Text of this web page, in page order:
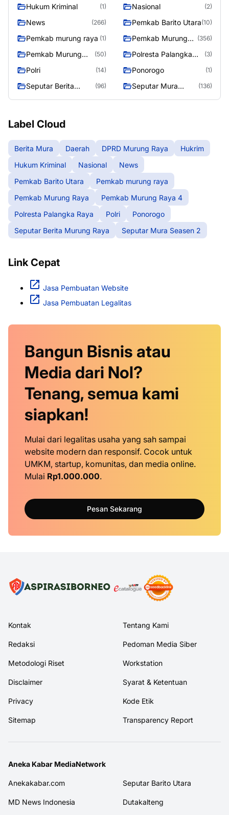
Hukum Kriminal (1) Nasional (2)
News (266) Pemkab Barito Utara(10)
Pemkab murung raya (1)
Pemkab Murung
(356)
Pemkab Murung
(50)
Polresta Palangka
(3)
Polri (14) Ponorogo (1)
Seputar Berita
(96)
Seputar Mura
(136)
Label Cloud
Berita Mura Daerah DPRD Murung Raya
Hukrim
Hukum Kriminal
Nasional
News
Pemkab Barito Utara
Pemkab murung raya
Pemkab Murung Raya
Pemkab Murung Raya 4
Polresta Palangka Raya
Polri
Ponorogo
Seputar Berita Murung Raya
Seputar Mura Seasen 2
Link Cepat
Jasa Pembuatan Website
Jasa Pembuatan Legalitas
Bangun Bisnis atau
Media dari Nol?
Tenang, semua kami
siapkan!
Mulai dari legalitas usaha yang sah sampai
website modern dan responsif. Cocok untuk
UMKM, startup, komunitas, dan media online.
Mulai Rp1.000.000.
Pesan Sekarang
Kontak Tentang Kami
Redaksi Pedoman Media Siber
Metodologi Riset Workstation
Disclaimer Syarat & Ketentuan
Privacy Kode Etik
Sitemap Transparency Report
Aneka Kabar MediaNetwork
Anekakabar.com Seputar Barito Utara
MD News Indonesia Dutakalteng